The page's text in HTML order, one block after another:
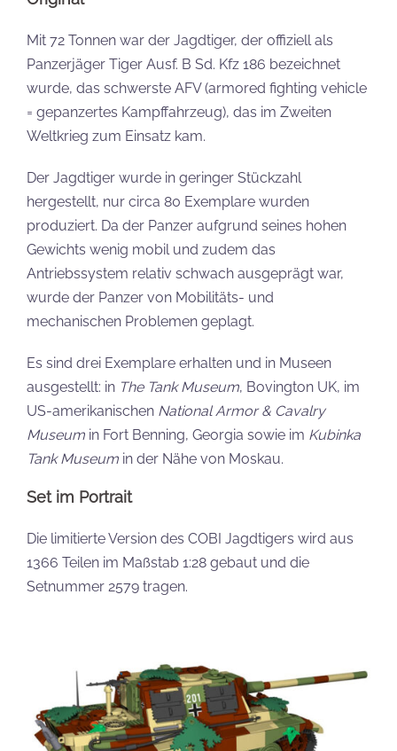
Mit 72 Tonnen war der Jagdtiger, der offiziell als
Panzerjäger Tiger Ausf. B Sd. Kfz 186 bezeichnet
wurde, das schwerste AFV (armored fighting vehicle
= gepanzertes Kampffahrzeug), das im Zweiten
Weltkrieg zum Einsatz kam.
Der Jagdtiger wurde in geringer Stückzahl
hergestellt, nur circa 80 Exemplare wurden
produziert. Da der Panzer aufgrund seines hohen
Gewichts wenig mobil und zudem das
Antriebssystem relativ schwach ausgeprägt war,
wurde der Panzer von Mobilitäts- und
mechanischen Problemen geplagt.
Es sind drei Exemplare erhalten und in Museen
ausgestellt: in The Tank Museum, Bovington UK, im
US-amerikanischen National Armor & Cavalry
Museum in Fort Benning, Georgia sowie im Kubinka
Tank Museum in der Nähe von Moskau.
Set im Portrait
Die limitierte Version des COBI Jagdtigers wird aus
1366 Teilen im Maßstab 1:28 gebaut und die
Setnummer 2579 tragen.